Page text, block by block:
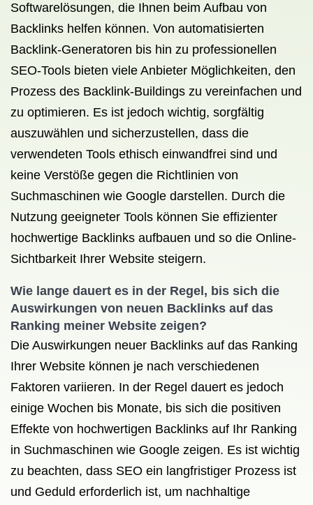
Softwarelösungen, die Ihnen beim Aufbau von
Backlinks helfen können. Von automatisierten
Backlink-Generatoren bis hin zu professionellen
SEO-Tools bieten viele Anbieter Möglichkeiten, den
Prozess des Backlink-Buildings zu vereinfachen und
zu optimieren. Es ist jedoch wichtig, sorgfältig
auszuwählen und sicherzustellen, dass die
verwendeten Tools ethisch einwandfrei sind und
keine Verstöße gegen die Richtlinien von
Suchmaschinen wie Google darstellen. Durch die
Nutzung geeigneter Tools können Sie effizienter
hochwertige Backlinks aufbauen und so die Online-
Sichtbarkeit Ihrer Website steigern.
Wie lange dauert es in der Regel, bis sich die
Auswirkungen von neuen Backlinks auf das
Ranking meiner Website zeigen?
Die Auswirkungen neuer Backlinks auf das Ranking
Ihrer Website können je nach verschiedenen
Faktoren variieren. In der Regel dauert es jedoch
einige Wochen bis Monate, bis sich die positiven
Effekte von hochwertigen Backlinks auf Ihr Ranking
in Suchmaschinen wie Google zeigen. Es ist wichtig
zu beachten, dass SEO ein langfristiger Prozess ist
und Geduld erforderlich ist, um nachhaltige